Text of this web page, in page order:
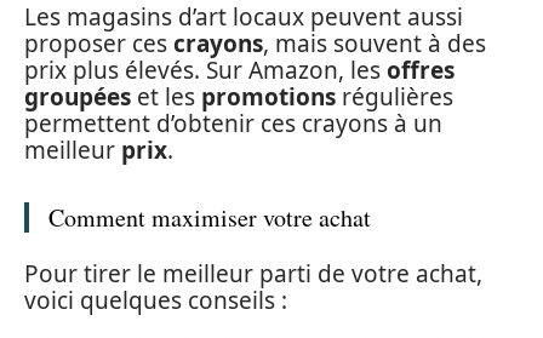
Les magasins d’art locaux peuvent aussi
proposer cescrayons, mais souvent à des
prix plus élevés. Sur Amazon, lesoffres
groupées et les promotions régulières
permettent d’obtenir ces crayons à un
meilleur prix.
Comment maximiser votre achat
Pour tirer le meilleur parti de votre achat,
voici quelques conseils :